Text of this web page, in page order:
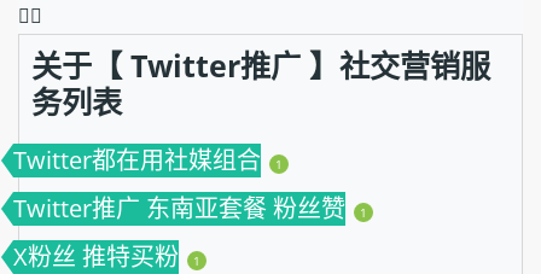
❤️‍🔥
关于【 Twitter推广 】社交营销服
务列表
Twitter都在用社媒组合 1
Twitter推广 东南亚套餐 粉丝赞 1
X粉丝 推特买粉 1